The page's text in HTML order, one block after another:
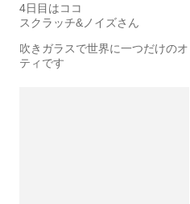
4日目はココ
スクラッチ&ノイズさん
吹きガラスで世界に一つだけの
ティです